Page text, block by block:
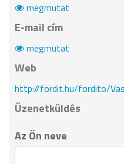
megmutat
E-mail cím
megmutat
Web
http://fordit.hu/fordito/
Üzenetküldés
Az Ön neve